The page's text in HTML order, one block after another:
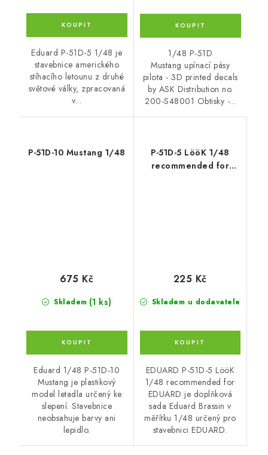
Eduard P-51D-5 1/48 je
stavebnice amerického
stíhacího letounu z druhé
světové války, zpracovaná
v...
1/48 P-51D
Mustang upínací pásy
pilota - 3D printed decals
by ASK Distribution no.
200-S48001 Obtisky -...
P-51D-10 Mustang 1/48
Skladem (1 ks)
675 Kč
Eduard 1/48 P-51D-10
Mustang je plastikový
model letadla určený ke
slepení. Stavebnice
neobsahuje barvy ani
lepidlo.
P-51D-5 LööK 1/48
recommended for
Skladem u dodavatele
225 Kč
EDUARD P-51D-5 LööK
1/48 recommended for
EDUARD je doplňková
sada Eduard Brassin v
měřítku 1/48 určený pro
stavebnici EDUARD.